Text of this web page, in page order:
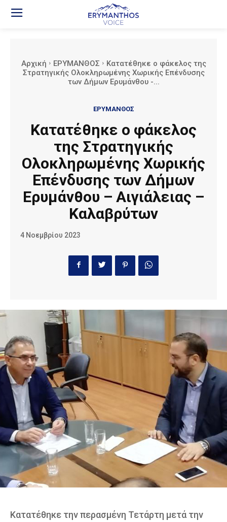
Αρχική ΕΡΥΜΑΝΘΟΣ
Κατατέθηκε ο φάκελος της
Στρατηγικής Ολοκληρωμένης Χωρικής Επένδυσης
των Δήμων Ερυμάνθου -...
ΕΡΥΜΑΝΘΟΣ
Κατατέθηκε ο φάκελος
της Στρατηγικής
Ολοκληρωμένης Χωρικής
Επένδυσης των Δήμων
Ερυμάνθου – Αιγιάλειας –
Καλαβρύτων
4 Νοεμβρίου 2023
Κατατέθηκε την περασμένη Τετάρτη μετά την